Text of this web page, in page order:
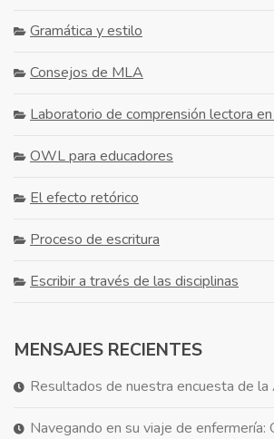
Gramática y estilo
Consejos de MLA
Laboratorio de comprensión lectora
OWL para educadores
El efecto retórico
Proceso de escritura
Escribir a través de las disciplinas
MENSAJES RECIENTES
Resultados de nuestra encuesta de la
Navegando en su viaje de enfermería: